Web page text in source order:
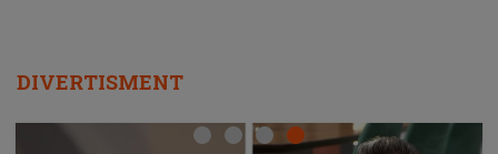
DIVERTISMENT